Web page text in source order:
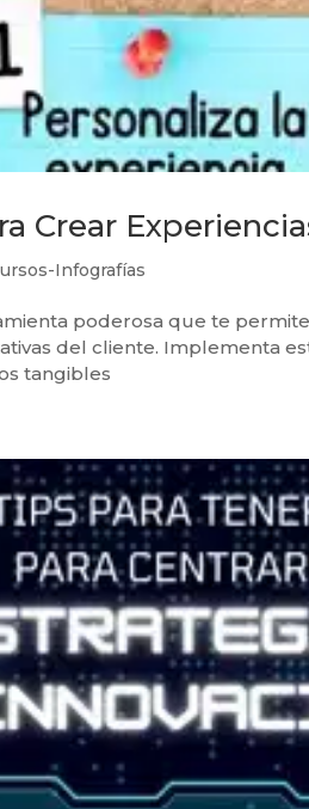
Crear
Infografías
poderosa que te
del cliente. Implementa
tangibles